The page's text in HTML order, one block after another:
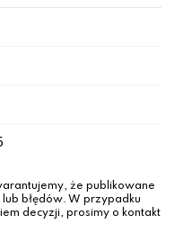
że publikowane
błędów. W przypadku
decyzji, prosimy o kontakt